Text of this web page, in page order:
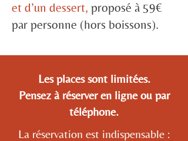
et d’un dessert, proposé à 59€
par personne (hors boissons).
Les places sont limitées.
Pensez à réserver en ligne ou par
téléphone.
La réservation est indispensable :